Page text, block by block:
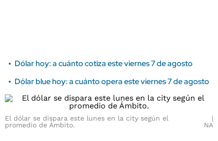
Dólar hoy: a cuánto cotiza este viernes 7 de agosto
Dólar blue hoy: a cuánto opera este viernes 7 de agosto
El dólar se dispara este lunes en la city según el
promedio de Ámbito.
NA